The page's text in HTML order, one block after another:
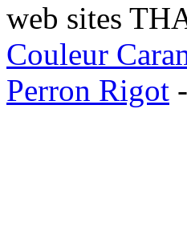
web sites
Couleur
Perron Rigot -